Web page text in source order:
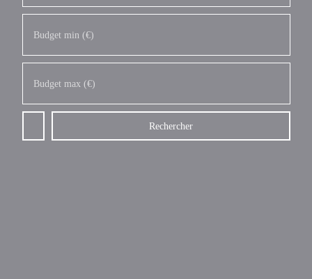
Budget min (€)
Budget max (€)
Rechercher